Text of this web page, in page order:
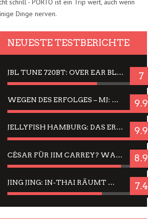
schrill - PORTO ist ein Trip wert, auch wenn
Dinge nerven.
NEUESTE TESTBERICHTE
JBL TUNE 720BT: OVER EAR BLUETOOTH KOPFHÖRER UM DIE 50,-€ IM DAUER-TEST 7
WEGEN DES ERFOLGES – MJ: MICHAEL JACKSON MUSICAL IN EINER MATINEE SEHEN 9.9
JELLYFISH HAMBURG: DAS ERFOLGREICHE SOMMER-MENÜ 2025 IN GEFÜHLEN UND BILDERN 9.9
CÉSAR FÜR JIM CARREY? WARUM DAS EINER DER NERVIGSTEN ACTORS IST UND BLEIBT 8.9
JING JING: IN-THAI RÄUMT WIEDER TITEL AB – EIN ZWEI-STUNDEN-ERLEBNISBERICHT 7.4